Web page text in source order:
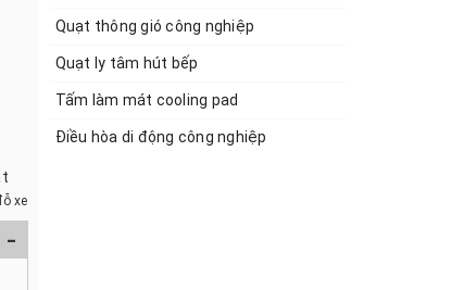
xe
-
Quạt thông gió công nghiệp
Quạt ly tâm hút bếp
Tấm làm mát cooling pad
Điều hòa di động công nghiệp